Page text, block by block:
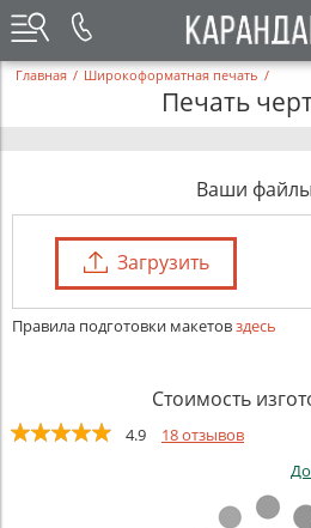
Главная / Широкоформатная печать /
Печать
Ваши файлы
Загрузить
Правила подготовки макетовздесь
Стоимость
4.9
18 отзывов